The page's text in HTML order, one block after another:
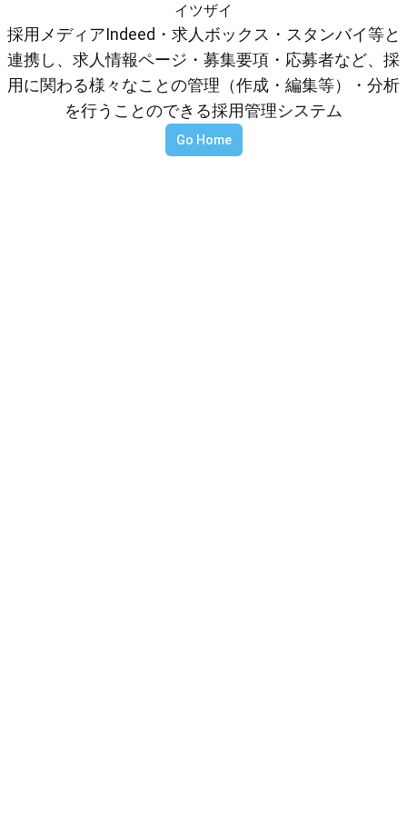
イツザイ
採用メディアIndeed・求人ボックス・スタンバイ等と
連携し、求人情報ページ・募集要項・応募者など、採
用に関わる様々なことの管理（作成・編集等）・分析
を行うことのできる採用管理システム
Go Home